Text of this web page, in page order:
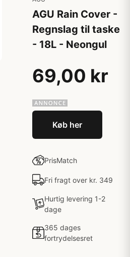
AGU Rain Cover -
Regnslag til taske
- 18L - Neongul
69,00 kr
Køb her
PrisMatch
Fri fragt over kr. 349
Hurtig levering 1-2
dage
365 dages
fortrydelsesret